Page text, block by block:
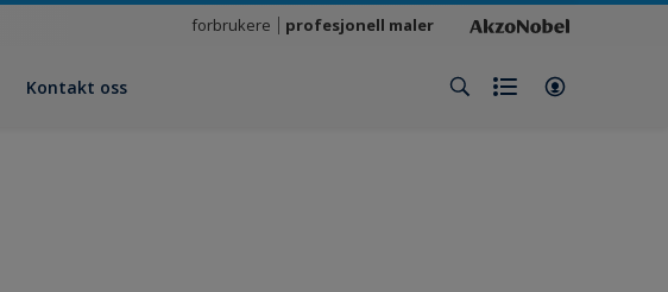
forbrukere profesjonell maler
Kontakt oss